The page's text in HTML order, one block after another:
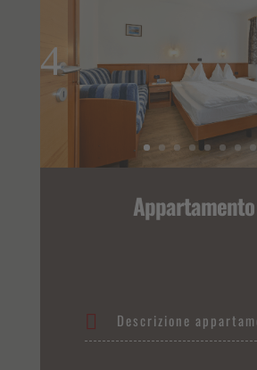
Appartamento
Descrizione